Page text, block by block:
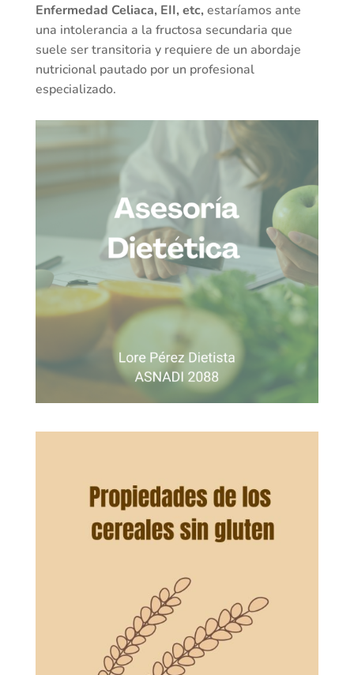
Enfermedad Celiaca, EII, etc, estaríamos ante
una intolerancia a la fructosa secundaria que
suele ser transitoria y requiere de un abordaje
nutricional pautado por un profesional
especializado.